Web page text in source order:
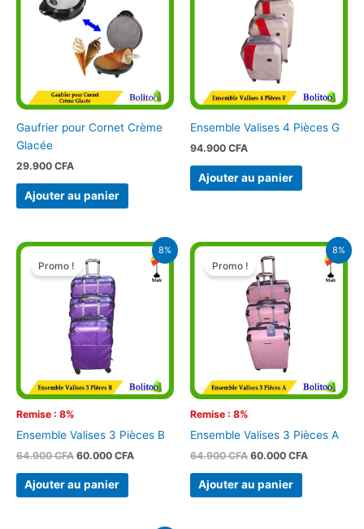
Gaufrier pour Cornet Crème
Glacée
29.900 CFA
Ajouter au panier
Ensemble Valises 4 Pièces G
94.900 CFA
Ajouter au panier
8%
Remise : 8%
Promo !
Ensemble Valises 3 Pièces B
64.900CFA
Le
prix
initial
était :
64.900 CFA.
60.000 CFA
Le
prix
actuel
est :
Ajouter au panier
8%
Remise : 8%
Promo !
Ensemble Valises 3 Pièces A
64.900CFA
Le
prix
initial
était :
64.900 CFA.
60.000 CFA
Le
prix
actuel
est :
Ajouter au panier